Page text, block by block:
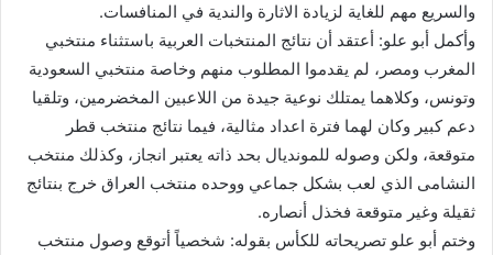
والسريع مهم للغاية لزيادة الاثارة والندية في المنافسات.
وأكمل أبو علو: أعتقد أن نتائج المنتخبات العربية باستثناء منتخبي
المغرب ومصر، لم يقدموا المطلوب منهم وخاصة منتخبي السعودية
وتونس، وكلاهما يمتلك نوعية جيدة من اللاعبين المخضرمين، وتلقيا
دعم كبير وكان لهما فترة اعداد مثالية، فيما نتائج منتخب قطر
متوقعة، ولكن وصوله للمونديال بحد ذاته يعتبر انجاز، وكذلك منتخب
النشامى الذي لعب بشكل جماعي ووحده منتخب العراق خرج بنتائج
ثقيلة وغير متوقعة فخذل أنصاره.
وختم أبو علو تصريحاته للكأس بقوله: شخصياً أتوقع وصول منتخب